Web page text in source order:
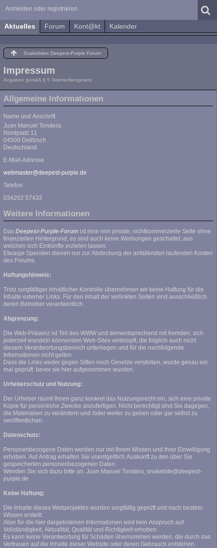
Anmelden oder registrieren
Aktuelles Forum Kont@kt Kalender
Snakebites Deepest-Purple Forum
Impressum
Angaben gemäß § 5 Telemediengesetz
Allgemeine Informationen
Name und Anschrift
Juan Manuel Tondera
Nordplatz 11
04509 Delitzsch
Deutschland
E-Mail-Adresse
webmaster@deepest-purple.de
Telefon
034202 57433
Weitere Informationen
Das Deepest-Purple-Forum ist eine rein private, nichtkommerzielle Seite ohne
finanziellen Hintergrund, es sind auch keine Werbungen geschaltet, aus
welchen sich Einkünfte erzielen lassen.
Etwaige Spenden dienen nur zur Abdeckung der anfallenden laufenden Kosten
des Forums.
Haftungshinweis:
Trotz sorgfältiger inhaltlicher Kontrolle übernehmen wir keine Haftung für die
Inhalte externer Links. Für den Inhalt der verlinkten Seiten sind ausschließlich
deren Betreiber verantwortlich.
Abgrenzung:
Die Web-Präsenz ist Teil des WWW und dementsprechend mit fremden, sich
jederzeit wandeln könnenden Web-Sites verknüpft, die folglich auch nicht
diesem Verantwortungsbereich unterliegen und für die nachfolgende
Informationen nicht gelten.
Dass die Links weder gegen Sitten noch Gesetze verstoßen, wurde genau ein
mal geprüft: bevor sie hier aufgenommen wurden.
Urheberschutz und Nutzung:
Der Urheber räumt Ihnen ganz konkret das Nutzungsrecht ein, sich eine private
Kopie für persönliche Zwecke anzufertigen. Nicht berechtigt sind Sie dagegen,
die Materialien zu verändern und /oder weiter zu geben oder gar selbst zu
veröffentlichen.
Datenschutz:
Personenbezogene Daten werden nur mit Ihrem Wissen und Ihrer Einwilligung
erhoben. Auf Antrag erhalten Sie unentgeltlich Auskunft zu den über Sie
gespeicherten personenbezogenen Daten.
Wenden Sie sich dazu bitte an: Juan Manuel Tondera, snakebite@deepest-
purple.de
Keine Haftung:
Die Inhalte dieses Webprojektes wurden sorgfältig geprüft und nach bestem
Wissen erstellt.
Aber für die hier dargebotenen Informationen wird kein Anspruch auf
Vollständigkeit, Aktualität, Qualität und Richtigkeit erhoben.
Es kann keine Verantwortung für Schäden übernommen werden, die durch das
Vertrauen auf die Inhalte dieser Website oder deren Gebrauch entstehen.